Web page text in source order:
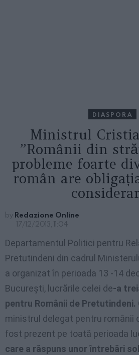
DIASPORA
Ministrul
”Românii din
probleme foarte
român are
by Redazione Online
17/12/2013, 11:04
Departamentul Politici pentru
Pretutindeni din cadrul
a organizat în perioada 13 -14
Bucureşti, lucrările celei de-a
pentru Românii de Pretutindeni.
ministrul delegat pentru românii
fost prezent pe toată perioada
care a răspuns unor întrebări